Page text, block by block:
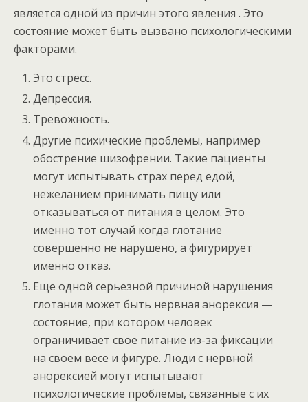
является одной из причин этого явления . Это
состояние может быть вызвано психологическими
факторами.
Это стресс.
Депрессия.
Тревожность.
Другие психические проблемы, например
обострение шизофрении. Такие пациенты
могут испытывать страх перед едой,
нежеланием принимать пищу или
отказываться от питания в целом. Это
именно тот случай когда глотание
совершенно не нарушено, а фигурирует
именно отказ.
Еще одной серьезной причиной нарушения
глотания может быть нервная анорексия —
состояние, при котором человек
ограничивает свое питание из-за фиксации
на своем весе и фигуре. Люди с нервной
анорексией могут испытывают
психологические проблемы, связанные с их